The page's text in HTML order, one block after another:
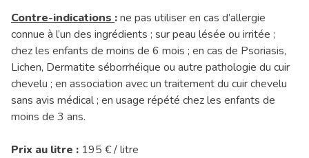
Contre-indications :ne pas utiliser en cas d’allergie
connue à l’un des ingrédients ; sur peau lésée ou irritée ;
chez les enfants de moins de 6 mois ; en cas de Psoriasis,
Lichen, Dermatite séborrhéique ou autre pathologie du cuir
chevelu ; en association avec un traitement du cuir chevelu
sans avis médical ; en usage répété chez les enfants de
moins de 3 ans.
Prix au litre : 195 € / litre